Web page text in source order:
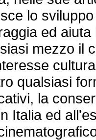
lo
ed
mezzo il
qualsiasi
la
Italia ed